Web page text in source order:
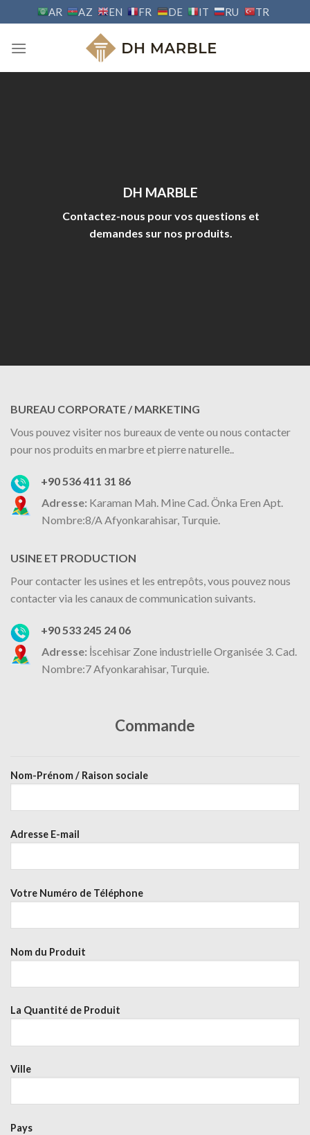
to
content
AR AZ EN FR DE IT RU TR
DH MARBLE
Contactez-nous pour vos questions et
demandes sur nos produits.
BUREAU CORPORATE / MARKETING
Vous pouvez visiter nos bureaux de vente ou nous contacter
pour nos produits en marbre et pierre naturelle..
+90 536 411 31 86
Adresse: Karaman Mah. Mine Cad. Önka Eren Apt.
Nombre:8/A Afyonkarahisar, Turquie.
USINE ET PRODUCTION
Pour contacter les usines et les entrepôts, vous pouvez nous
contacter via les canaux de communication suivants.
+90 533 245 24 06
Adresse: İscehisar Zone industrielle Organisée 3. Cad.
Nombre:7 Afyonkarahisar, Turquie.
Commande
Nom-Prénom / Raison sociale
Adresse E-mail
Votre Numéro de Téléphone
Nom du Produit
La Quantité de Produit
Ville
Pays